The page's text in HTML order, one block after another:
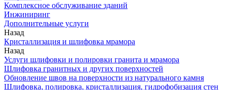
Комплексное обслуживание зданий
Инжиниринг
Дополнительные услуги
Назад
Кристаллизация и шлифовка мрамора
Назад
Услуги шлифовки и полировки гранита и мрамора
Шлифовка гранитных и других поверхностей
Обновление швов на поверхности из натурального камня
Шлифовка, полировка, кристаллизация, гидрофобизация стен